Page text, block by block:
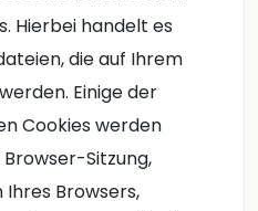
Hierbei handelt es
die auf Ihrem
Einige der
Cookies werden
Sitzung,
Browsers,